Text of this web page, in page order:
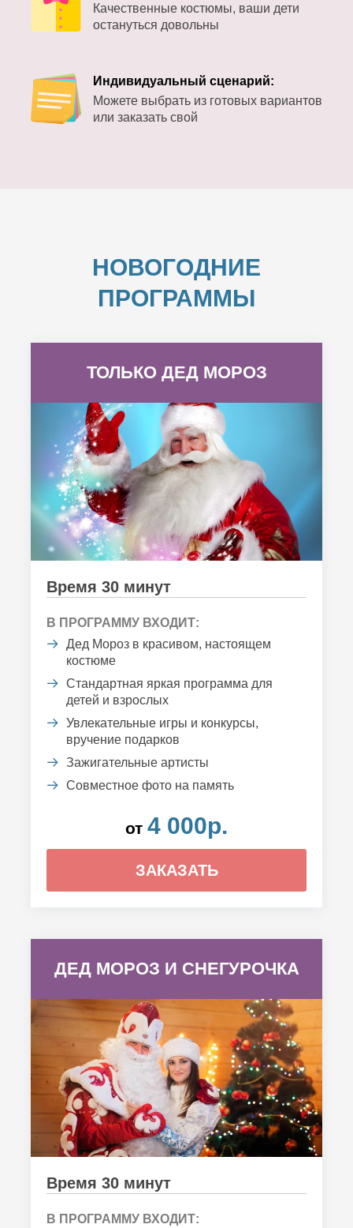
Качественные костюмы, ваши дети
остануться довольны
Индивидуальный сценарий:
Можете выбрать из готовых вариантов
или заказать свой
НОВОГОДНИЕ
ПРОГРАММЫ
ТОЛЬКО ДЕД МОРОЗ
Время 30 минут
В ПРОГРАММУ ВХОДИТ:
Дед Мороз в красивом, настоящем
костюме
Стандартная яркая программа для
детей и взрослых
Увлекательные игры и конкурсы,
вручение подарков
Зажигательные артисты
Совместное фото на память
от 4 000р.
ЗАКАЗАТЬ
ДЕД МОРОЗ И СНЕГУРОЧКА
Время 30 минут
В ПРОГРАММУ ВХОДИТ: